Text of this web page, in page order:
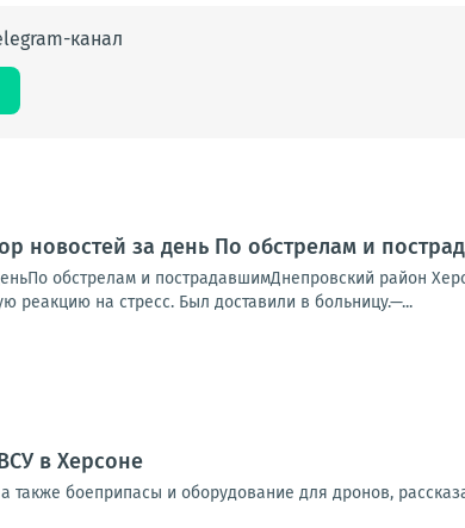
канал
новостей за день По обстрелам и
обстрелам и пострадавшимДнепровский район
реакцию на стресс. Был доставили в больницу.—...
в Херсоне
боеприпасы и оборудование для дронов,